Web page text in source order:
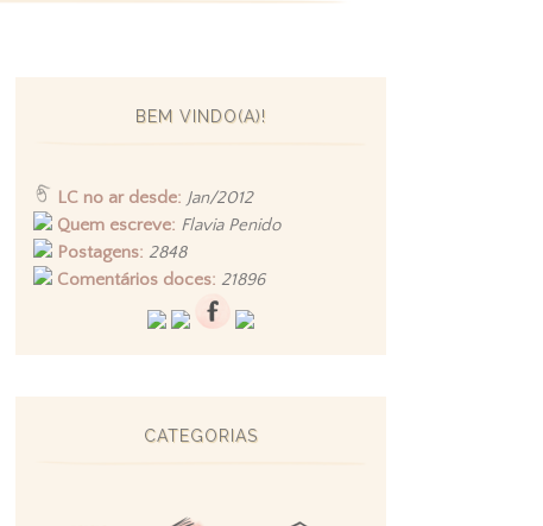
BEM VINDO(A)!
LC no ar desde: Jan/2012
Quem escreve: Flavia Penido
Postagens: 2848
Comentários doces: 21896
CATEGORIAS